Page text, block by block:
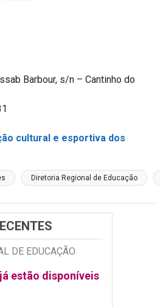
Barbour, s/n – Cantinho do
cultural e esportiva dos
Diretoria Regional de Educação
DE EDUCAÇÃO
estão disponíveis